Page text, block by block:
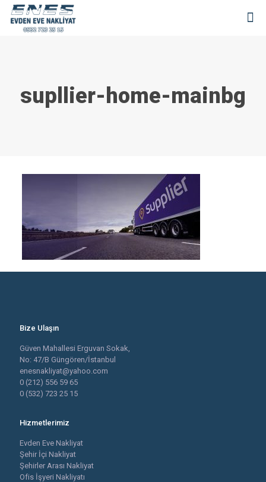
supllier-home-mainbg
Bize Ulaşın
Güven Mahallesi Erguvan Sokak,
No: 47/B Güngören/İstanbul
enesnakliyat@yahoo.com
0 (212) 556 59 65
0 (532) 723 25 15
Hizmetlerimiz
Evden Eve Nakliyat
Şehir İçi Nakliyat
Şehirler Arası Nakliyat
Ofis İşyeri Nakliyatı